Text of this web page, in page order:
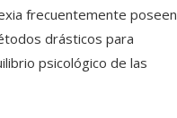
frecuentemente poseen
drásticos para
psicológico de las